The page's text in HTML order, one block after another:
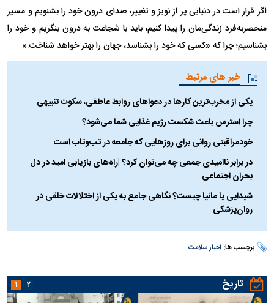
اگر قرار است در دنیایی پر از نویز و تغییر، صدای درون خود را بشنویم و مسیر
منحصر‌به‌فرد زندگی‌مان را پیدا کنیم، باید با شجاعت به درون بنگریم و خود را
بشناسیم؛ چرا که «کسی که خود را بشناسد، جهان را بهتر خواهد شناخت.»
خبر های مرتبط
یکی از مخرب‌ترین کار‌ها در دعوا‌های روابط عاطفی، سکوت تنبیهی
چرا استرس باعث شکست رژیم غذایی شما می‌شود؟
خودمراقبتی روانی برای روزهایی که جامعه در تب‌وتاب است
در برابر ناامیدی جمعی چه می‌توان کرد؟ |راه‌های بازیابی امید در دل
بحران اجتماعی
شیدایی یا مانیا چیست؟ نگاهی جامع به یکی از اختلالات خلقی در
روان‌پزشکی
برچسب ها: اخبار سلامت
تاریخ ۱ ۲